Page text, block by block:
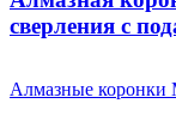
сверления с
Алмазные коронки